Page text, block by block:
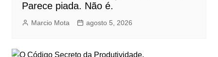
Parece piada. Não é.
Marcio Mota agosto 5, 2026